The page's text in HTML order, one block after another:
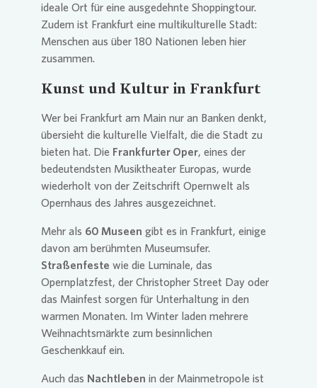
ideale Ort für eine ausgedehnte Shoppingtour.
Zudem ist Frankfurt eine multikulturelle Stadt:
Menschen aus über 180 Nationen leben hier
zusammen.
Kunst und Kultur in Frankfurt
Wer bei Frankfurt am Main nur an Banken denkt,
übersieht die kulturelle Vielfalt, die die Stadt zu
bieten hat. Die Frankfurter Oper, eines der
bedeutendsten Musiktheater Europas, wurde
wiederholt von der Zeitschrift Opernwelt als
Opernhaus des Jahres ausgezeichnet.
Mehr als 60 Museen gibt es in Frankfurt, einige
davon am berühmten Museumsufer.
Straßenfeste wie die Luminale, das
Opernplatzfest, der Christopher Street Day oder
das Mainfest sorgen für Unterhaltung in den
warmen Monaten. Im Winter laden mehrere
Weihnachtsmärkte zum besinnlichen
Geschenkkauf ein.
Auch das Nachtleben in der Mainmetropole ist